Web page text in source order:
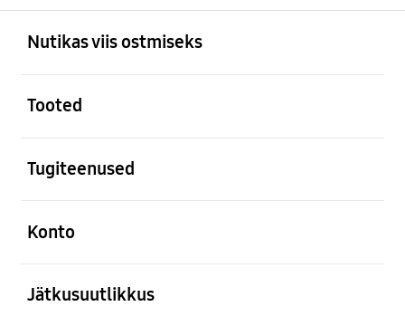
Nutikas viis ostmiseks
Tooted
Tugiteenused
Konto
Jätkusuutlikkus